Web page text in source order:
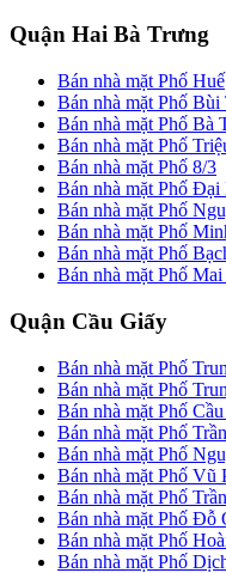
Quận Hai Bà Trưng
Bán nhà mặt Phố Huế
Bán nhà mặt Phố
Bán nhà mặt Phố Bà
Bán nhà mặt Phố
Bán nhà mặt Phố 8/3
Bán nhà mặt Phố Đại
Bán nhà mặt Phố
Bán nhà mặt Phố
Bán nhà mặt Phố
Bán nhà mặt Phố
Quận Cầu Giấy
Bán nhà mặt Phố
Bán nhà mặt Phố
Bán nhà mặt Phố
Bán nhà mặt Phố
Bán nhà mặt Phố
Bán nhà mặt Phố Vũ
Bán nhà mặt Phố
Bán nhà mặt Phố Đỗ
Bán nhà mặt Phố
Bán nhà mặt Phố